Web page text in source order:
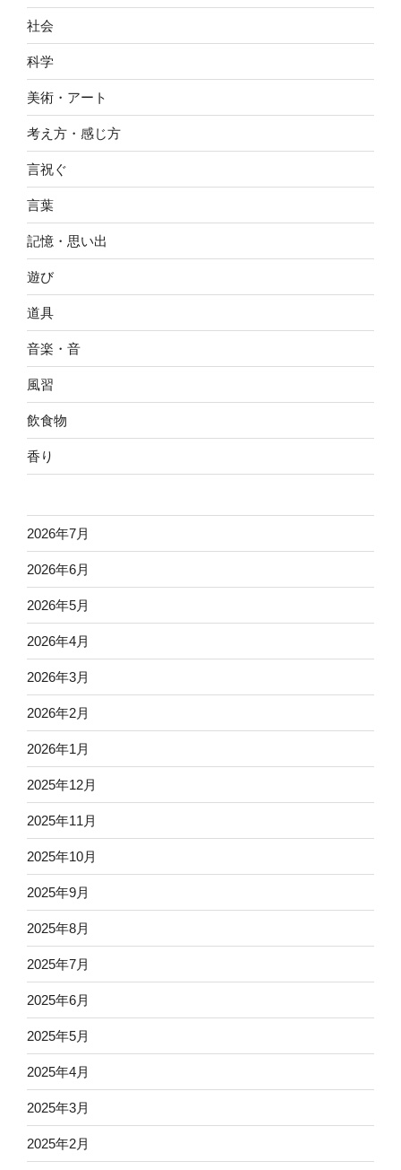
社会
科学
美術・アート
考え方・感じ方
言祝ぐ
言葉
記憶・思い出
遊び
道具
音楽・音
風習
飲食物
香り
2026年7月
2026年6月
2026年5月
2026年4月
2026年3月
2026年2月
2026年1月
2025年12月
2025年11月
2025年10月
2025年9月
2025年8月
2025年7月
2025年6月
2025年5月
2025年4月
2025年3月
2025年2月